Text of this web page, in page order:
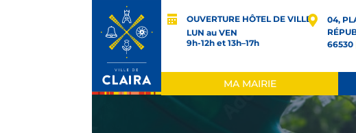
OUVERTURE HÔTEL DE VILLE
LUN au VEN
9h-12h et 13h–17h
04,
66530|
MA MAIRIE